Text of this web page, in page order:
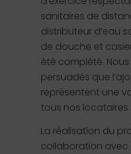
sanitaires de
distributeur d’eau
de douche et
été complété.
persuadés que
représentent une
tous nos locataires.
La réalisation du
collaboration avec